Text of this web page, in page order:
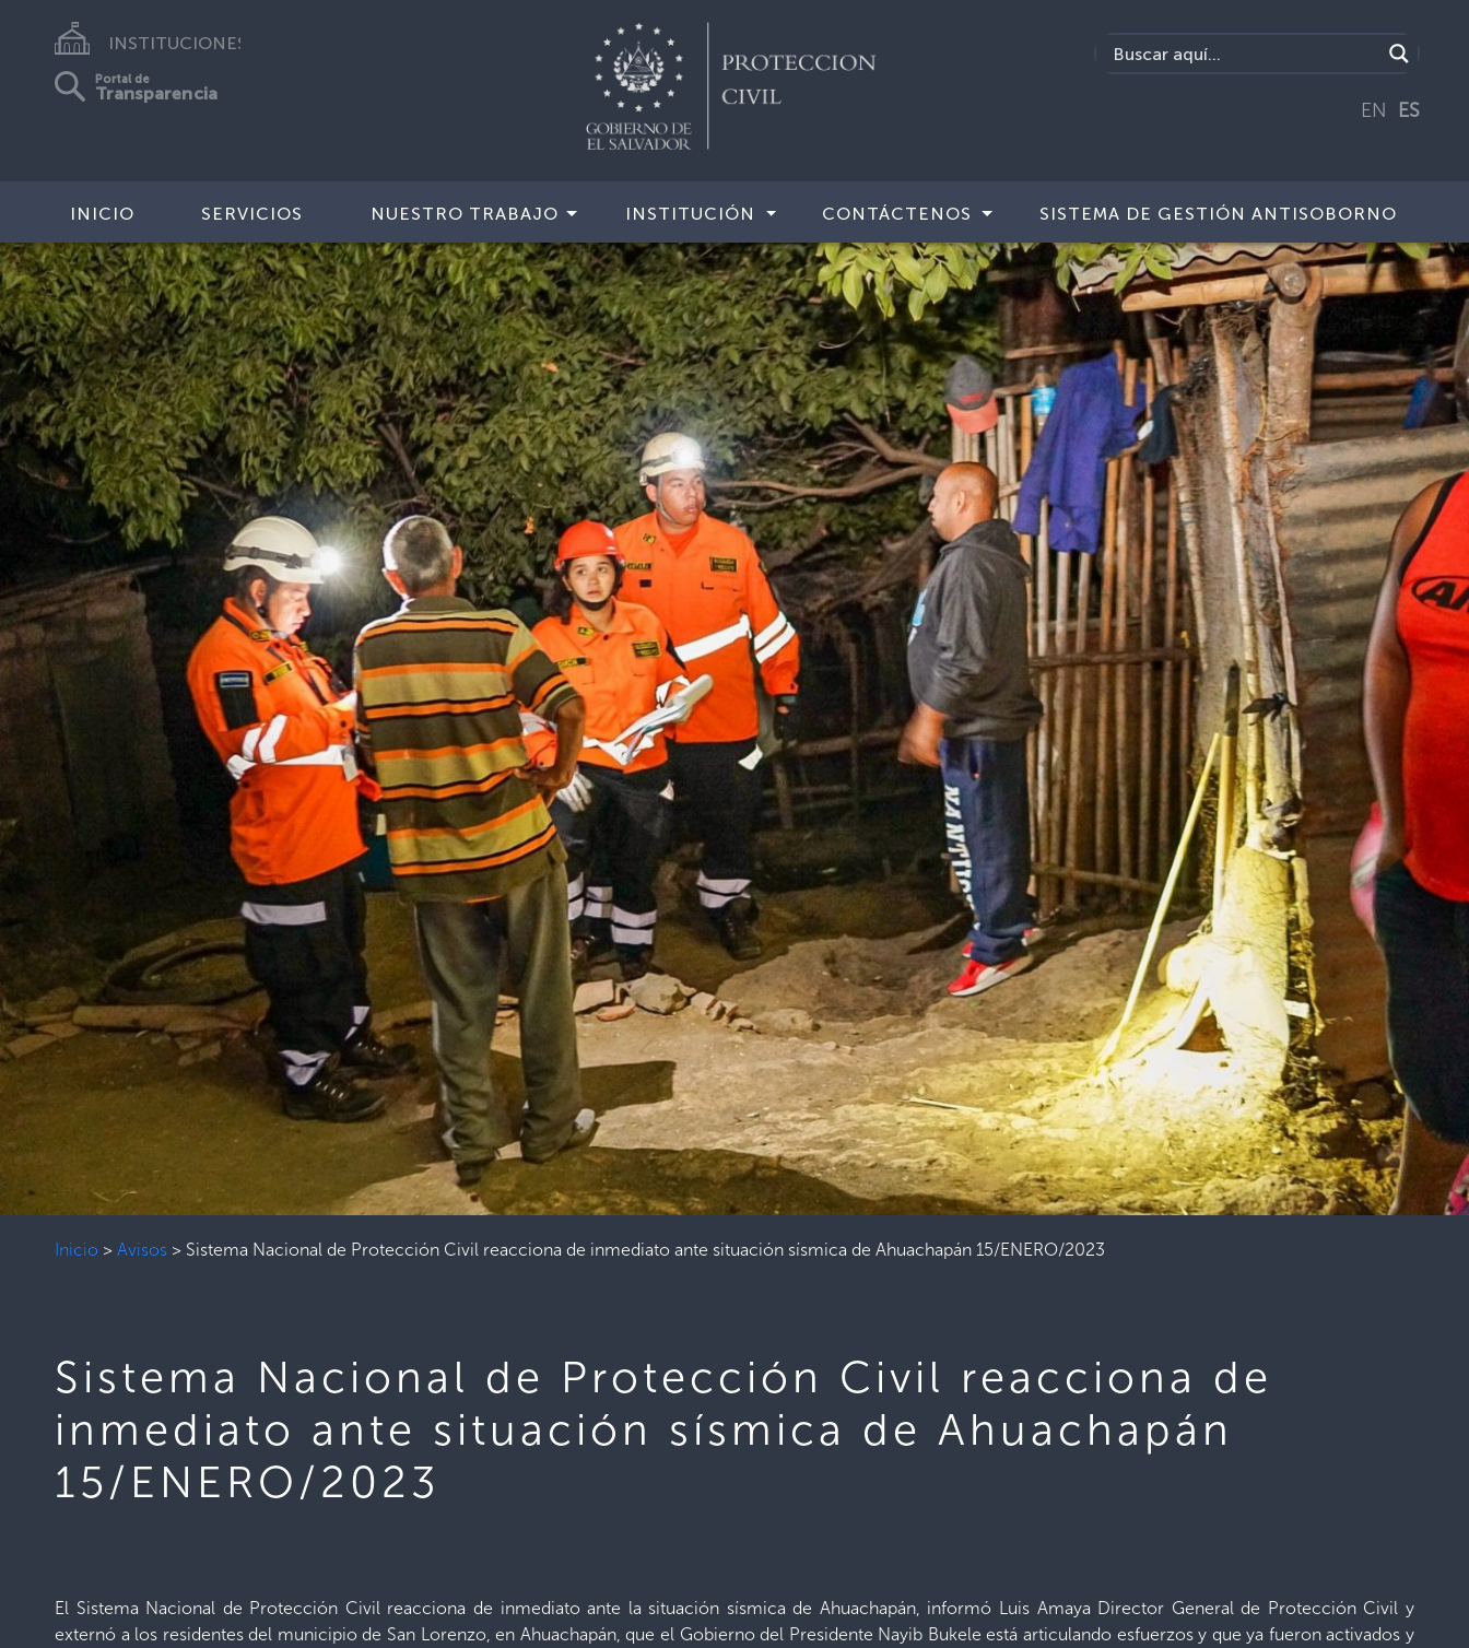
INSTITUCIONES
Portal de
Transparencia
EN ES
INICIO SERVICIOS NUESTRO TRABAJO INSTITUCIÓN CONTÁCTENOS SISTEMA DE GESTIÓN ANTISOBORNO
Inicio > Avisos > Sistema Nacional de Protección Civil reacciona de inmediato ante situación sísmica de Ahuachapán 15/ENERO/2023
Sistema Nacional de Protección Civil reacciona de
inmediato ante situación sísmica de Ahuachapán
15/ENERO/2023
El Sistema Nacional de Protección Civil reacciona de inmediato ante la situación sísmica de Ahuachapán, informó Luis Amaya Director General de Protección Civil y
externó a los residentes del municipio de San Lorenzo, en Ahuachapán, que el Gobierno del Presidente Nayib Bukele está articulando esfuerzos y que ya fueron activados y